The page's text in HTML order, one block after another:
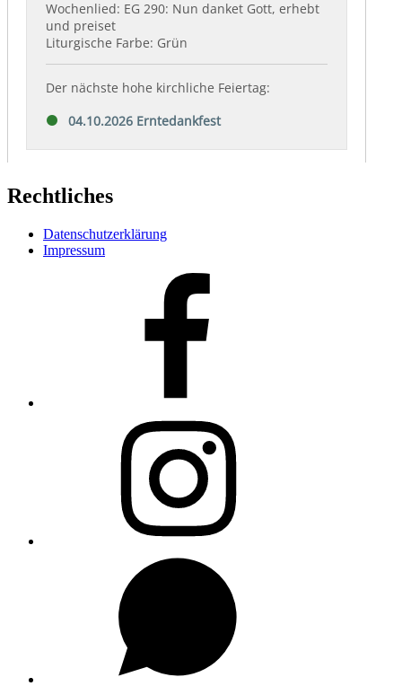
Rechtliches
Datenschutzerklärung
Impressum